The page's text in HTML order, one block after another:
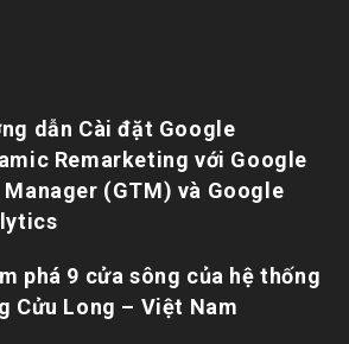
dẫn Cài đặt Google
Remarketing với Google
Manager (GTM) và Google
phá 9 cửa sông của hệ thống
Cửu Long – Việt Nam